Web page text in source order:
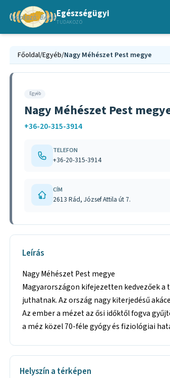
Egészségügyi
TUDAKOZÓ
Főoldal/Egyéb/Nagy Méhészet Pest megye
Egyéb
Nagy Méhészet Pest
+36-20-315-3914
TELEFON
+36-20-315-3914
CÍM
2613 Rád, József Attila út 7.
Leírás
Nagy Méhészet Pest megye
Magyarországon kifejezetten kedvezőek
juthatnak. Az ország nagy kiterjedésű
Az ember a mézet az ősi időktől fogva
a méz közel 70-féle gyógy és fiziológiai
Helyszín a térképen